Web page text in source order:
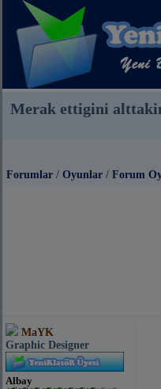
Merak ettigini
Forumlar / Oyunlar / Forum
MaYK
Graphic Designer
Albay